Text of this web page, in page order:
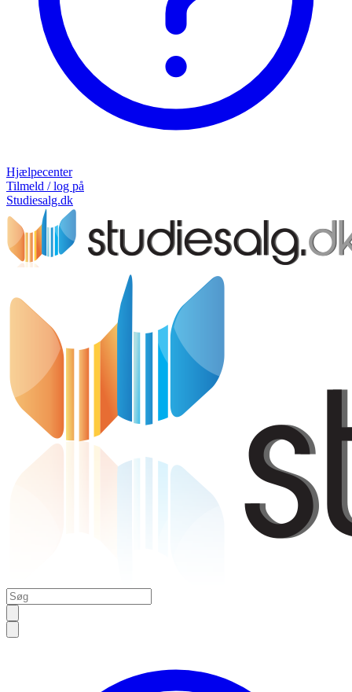
Hjælpecenter
Tilmeld / log på
Studiesalg.dk